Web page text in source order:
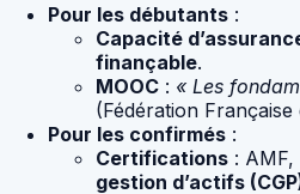
Pour les débutants :
Capacité
finançable.
MOOC : « Les
(Fédération Française
Pour les confirmés :
Certifications :
gestion d’actifs